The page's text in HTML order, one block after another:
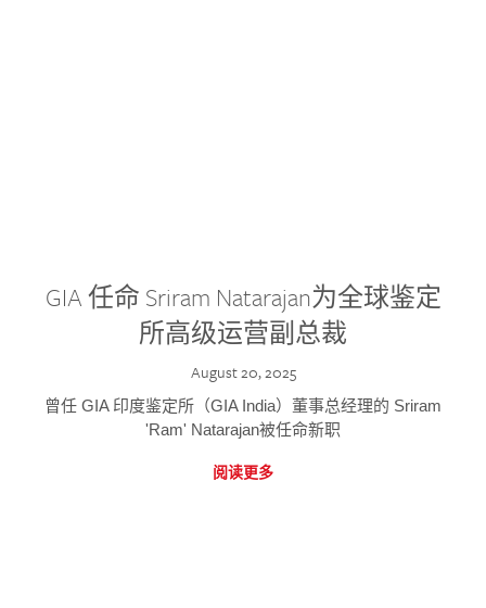
GIA 任命 Sriram Natarajan为全球鉴定
所高级运营副总裁
August 20, 2025
曾任 GIA 印度鉴定所（GIA India）董事总经理的 Sriram
'Ram' Natarajan被任命新职
阅读更多